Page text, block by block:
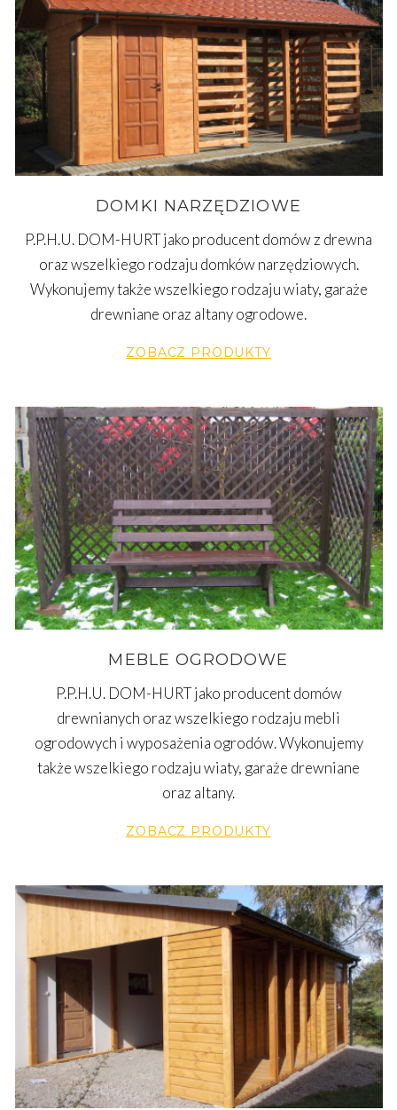
DOMKI NARZĘDZIOWE
P.P.H.U. DOM-HURT jako producent domów z drewna
oraz wszelkiego rodzaju domków narzędziowych.
Wykonujemy także wszelkiego rodzaju wiaty, garaże
drewniane oraz altany ogrodowe.
ZOBACZ PRODUKTY
MEBLE OGRODOWE
P.P.H.U. DOM-HURT jako producent domów
drewnianych oraz wszelkiego rodzaju mebli
ogrodowych i wyposażenia ogrodów. Wykonujemy
także wszelkiego rodzaju wiaty, garaże drewniane
oraz altany.
ZOBACZ PRODUKTY